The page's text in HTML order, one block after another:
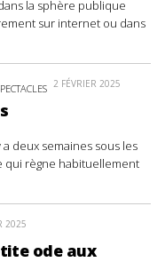
la sphère publique
sur internet ou dans
2 FÉVRIER 2025
deux semaines sous les
qui règne habituellement
2025
ode aux